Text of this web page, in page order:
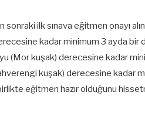
ilk sınava eğitmen onayı
kadar minimum 3 ayda bir
(Mor kuşak) derecesine kadar
kuşak) derecesine kadar
eğitmen hazır olduğunu